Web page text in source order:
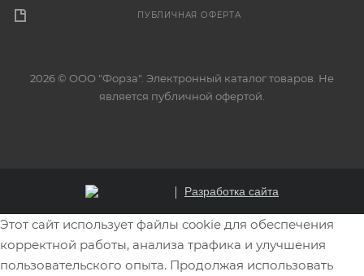
ПУБЛИЧНАЯ ОФЕРТА
2026 © ООО "Форза". Электронный каталог товаров. Не
является публичной офертой.
Разработка сайта
Этот сайт использует файлы cookie для обеспечения
корректной работы, анализа трафика и улучшения
пользовательского опыта. Продолжая использовать